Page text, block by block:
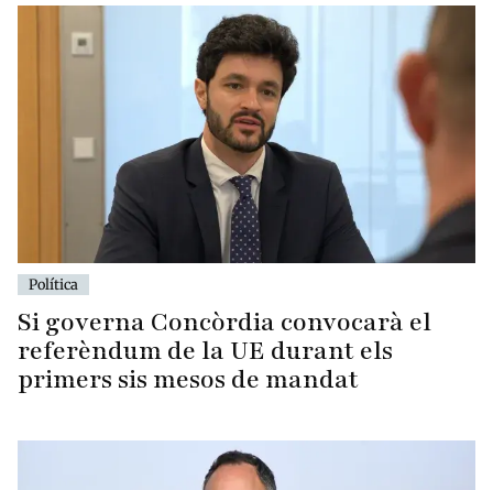
Política
Si governa Concòrdia convocarà el
referèndum de la UE durant els
primers sis mesos de mandat